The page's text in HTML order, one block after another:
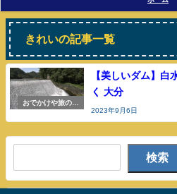
きれいの記事一覧
おでかけや旅の参
【美しいダム】白
く 大分
2023年9月6日
検索